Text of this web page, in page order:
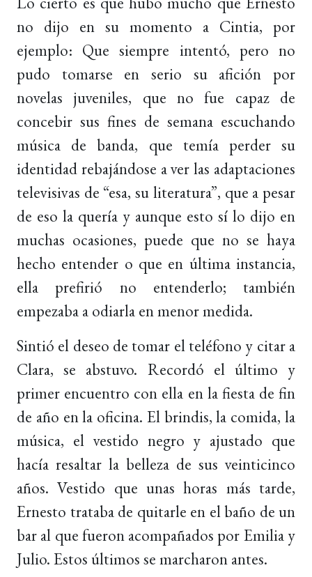
no dijo en su momento a Cintia, por
ejemplo: Que siempre intentó, pero no
pudo tomarse en serio su afición por
novelas juveniles, que no fue capaz de
concebir sus fines de semana escuchando
música de banda, que temía perder su
identidad rebajándose a ver las adaptaciones
televisivas de “esa, su literatura”, que a pesar
de eso la quería y aunque esto sí lo dijo en
muchas ocasiones, puede que no se haya
hecho entender o que en última instancia,
ella prefirió no entenderlo; también
empezaba a odiarla en menor medida.
Sintió el deseo de tomar el teléfono y citar a
Clara, se abstuvo. Recordó el último y
primer encuentro con ella en la fiesta de fin
de año en la oficina. El brindis, la comida, la
música, el vestido negro y ajustado que
hacía resaltar la belleza de sus veinticinco
años. Vestido que unas horas más tarde,
Ernesto trataba de quitarle en el baño de un
bar al que fueron acompañados por Emilia y
Julio. Estos últimos se marcharon antes.